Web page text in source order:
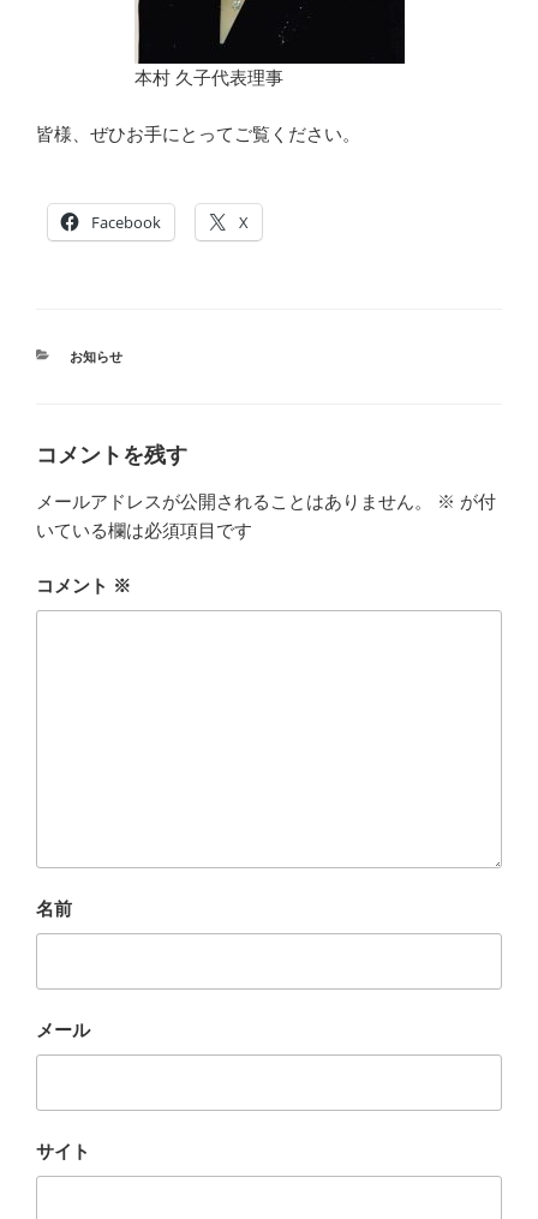
本村 久子代表理事
皆様、ぜひお手にとってご覧ください。
Facebook X
カ
お知らせ
コメントを残す
メールアドレスが公開されることはありません。 ※ が付
いている欄は必須項目です
コメント ※
名前
メール
サイト